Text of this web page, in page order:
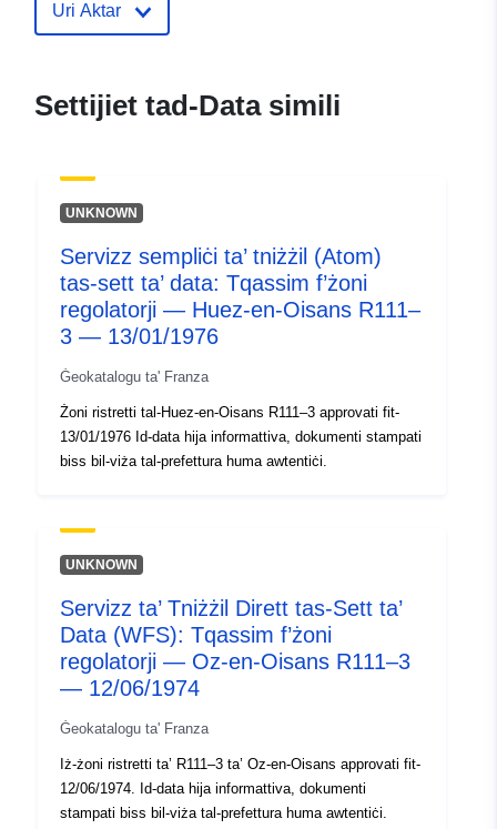
74e6bdd81a8f
Tip:
Riżorsa:
http://inspire.ec.europa.eu/
codelist/ResourceType/services
Uri Aktar
Settijiet tad-Data simili
UNKNOWN
Servizz sempliċi ta’ tniżżil (Atom)
tas-sett ta’ data: Tqassim f’żoni
regolatorji — Huez-en-Oisans R111–
3 — 13/01/1976
Ġeokatalogu ta' Franza
Żoni ristretti tal-Huez-en-Oisans R111–3 approvati fit-
13/01/1976 Id-data hija informattiva, dokumenti stampati
biss bil-viża tal-prefettura huma awtentiċi.
UNKNOWN
Servizz ta’ Tniżżil Dirett tas-Sett ta’
Data (WFS): Tqassim f’żoni
regolatorji — Oz-en-Oisans R111–3
— 12/06/1974
Ġeokatalogu ta' Franza
Iż-żoni ristretti ta’ R111–3 ta’ Oz-en-Oisans approvati fit-
12/06/1974. Id-data hija informattiva, dokumenti
stampati biss bil-viża tal-prefettura huma awtentiċi.